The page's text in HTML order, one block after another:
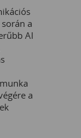
a
AI
a